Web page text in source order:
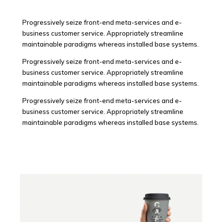
Progressively seize front-end meta-services and e-
business customer service. Appropriately streamline
maintainable paradigms whereas installed base systems.
Progressively seize front-end meta-services and e-
business customer service. Appropriately streamline
maintainable paradigms whereas installed base systems.
Progressively seize front-end meta-services and e-
business customer service. Appropriately streamline
maintainable paradigms whereas installed base systems.